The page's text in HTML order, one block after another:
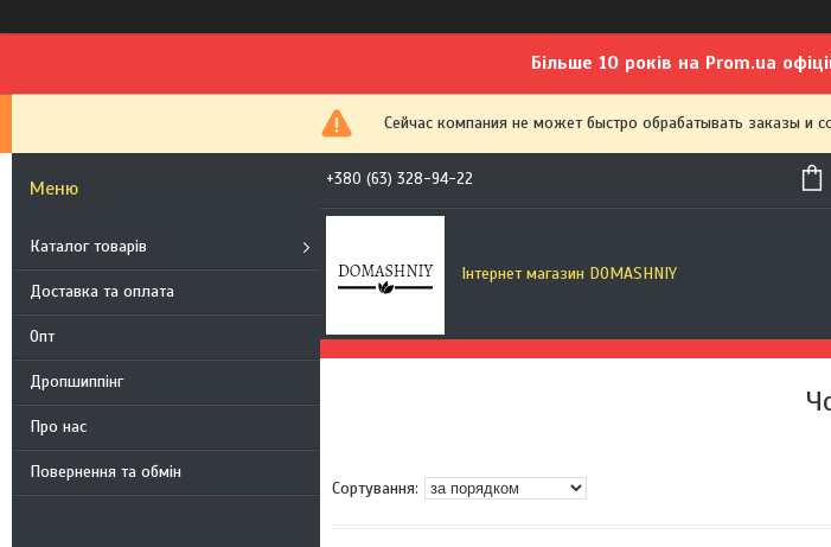
Більше 10 років на Prom.ua
Сейчас компания не может быстро обрабатывать заказы и
Каталог товарів
Доставка та оплата
Опт
Дропшиппінг
Про нас
Повернення та обмін
+380 (63) 328-94-22
Інтернет магазин DOMASHNIY